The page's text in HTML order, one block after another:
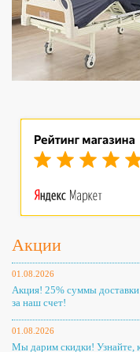
Акции
01.08.2026
Акция! 25% суммы
за наш счет!
01.08.2026
Мы дарим скидки! Узнайте,